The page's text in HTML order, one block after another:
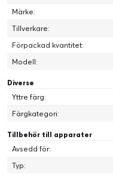
ndning, men med
der. Din smarta
t du borstar, och
du att det är dags.
Märke:
Tillverkare:
Förpackad kvantitet:
Modell:
Diverse
Yttre färg:
Färgkategori:
Tillbehör till apparater
Avsedd för:
Typ: